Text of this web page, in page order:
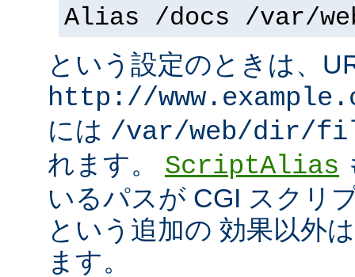
Alias /docs /var/
という設定のときは、
http://
には /var/web/dir/
れます。 ScriptAlias
いるパスが CGI スクリ
という追加の 効果以外
ます。